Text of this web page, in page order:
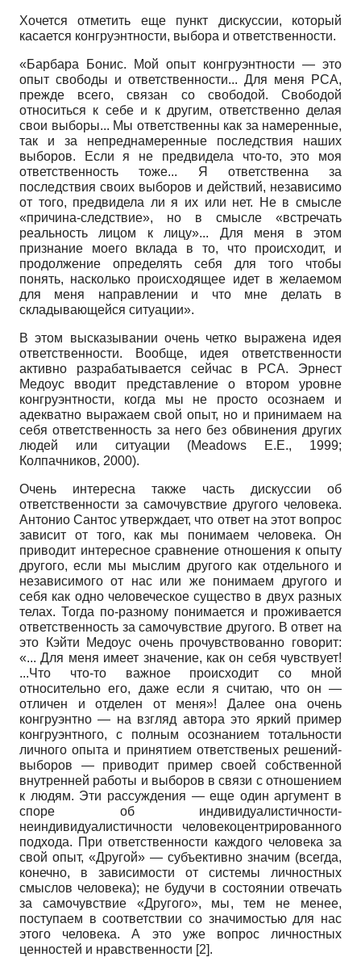
Хочется отметить еще пункт дискуссии, который
касается конгруэнтности, выбора и ответственности.
«Барбара Бонис. Мой опыт конгруэнтности — это
опыт свободы и ответственности... Для меня РСА,
прежде всего, связан со свободой. Свободой
относиться к себе и к другим, ответственно делая
свои выборы... Мы ответственны как за намеренные,
так и за непреднамеренные последствия наших
выборов. Если я не предвидела что-то, это моя
ответственность тоже... Я ответственна за
последствия своих выборов и действий, независимо
от того, предвидела ли я их или нет. Не в смысле
«причина-следствие», но в смысле «встречать
реальность лицом к лицу»... Для меня в этом
признание моего вклада в то, что происходит, и
продолжение определять себя для того чтобы
понять, насколько происходящее идет в желаемом
для меня направлении и что мне делать в
складывающейся ситуации».
В этом высказывании очень четко выражена идея
ответственности. Вообще, идея ответственности
активно разрабатывается сейчас в РСА. Эрнест
Медоус вводит представление о втором уровне
конгруэнтности, когда мы не просто осознаем и
адекватно выражаем свой опыт, но и принимаем на
себя ответственность за него без обвинения других
людей или ситуации (Meadows E.E., 1999;
Колпачников, 2000).
Очень интересна также часть дискуссии об
ответственности за самочувствие другого человека.
Антонио Сантос утверждает, что ответ на этот вопрос
зависит от того, как мы понимаем человека. Он
приводит интересное сравнение отношения к опыту
другого, если мы мыслим другого как отдельного и
независимого от нас или же понимаем другого и
себя как одно человеческое существо в двух разных
телах. Тогда по-разному понимается и проживается
ответственность за самочувствие другого. В ответ на
это Кэйти Медоус очень прочувствованно говорит:
«... Для меня имеет значение, как он себя чувствует!
...Что что-то важное происходит со мной
относительно его, даже если я считаю, что он —
отличен и отделен от меня»! Далее она очень
конгруэнтно — на взгляд автора это яркий пример
конгруэнтного, с полным осознанием тотальности
личного опыта и принятием ответственых решений-
выборов — приводит пример своей собственной
внутренней работы и выборов в связи с отношением
к людям. Эти рассуждения — еще один аргумент в
споре об индивидуалистичности-
неиндивидуалистичности человекоцентри­рованного
подхода. При ответственности каждого человека за
свой опыт, «Другой» — субъективно значим (всегда,
конечно, в зависимости от системы личностных
смыслов человека); не будучи в состоянии отвечать
за самочувствие «Другого», мы, тем не менее,
поступаем в соответствии со значимостью для нас
этого человека. А это уже вопрос личностных
ценностей и нравственности [2].